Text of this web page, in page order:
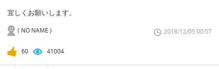
宜しくお願いします。
( NO NAME ) 2018/12/05 00:57
60 41004